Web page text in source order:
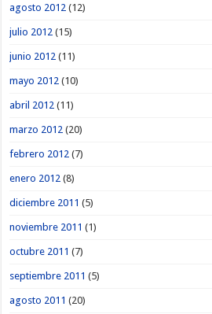
agosto 2012 (12)
julio 2012 (15)
junio 2012 (11)
mayo 2012 (10)
abril 2012 (11)
marzo 2012 (20)
febrero 2012 (7)
enero 2012 (8)
diciembre 2011 (5)
noviembre 2011 (1)
octubre 2011 (7)
septiembre 2011 (5)
agosto 2011 (20)